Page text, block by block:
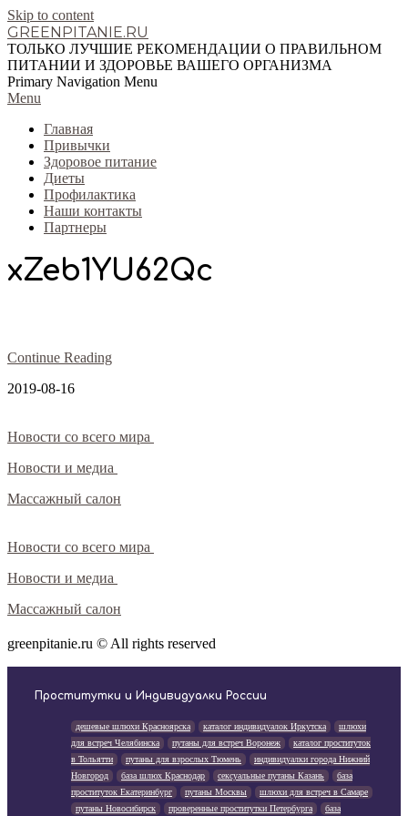
Skip to content
GREENPITANIE.RU
ТОЛЬКО ЛУЧШИЕ РЕКОМЕНДАЦИИ О ПРАВИЛЬНОМ
ПИТАНИИ И ЗДОРОВЬЕ ВАШЕГО ОРГАНИЗМА
Primary Navigation Menu
Menu
Главная
Привычки
Здоровое питание
Диеты
Профилактика
Наши контакты
Партнеры
xZeb1YU62Qc
Continue Reading
2019-08-16
Новости со всего мира
Новости и медиа
Массажный салон
Новости со всего мира
Новости и медиа
Массажный салон
greenpitanie.ru © All rights reserved
Проститутки и Индивидуалки России
дешевые шлюхи Красноярска каталог индивидуалок Иркутска
шлюхи
для встреч Челябинска
путаны для встреч Воронеж
каталог проституток
в Тольятти
путаны для взрослых Тюмень
индивидуалки города Нижний
Новгород
база шлюх Краснодар сексуальные путаны Казань
база
проституток Екатеринбург
путаны Москвы
шлюхи для встреч в Самаре
путаны Новосибирск
проверенные проститутки Петербурга база